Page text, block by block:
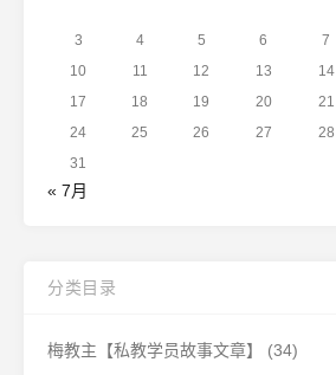
3
4 5 6 7
10
11 12 13 14
17
18 19 20 21
24
25 26 27 28
31
« 7月
分类目录
梅教主【私教学员故事文章】
(34)